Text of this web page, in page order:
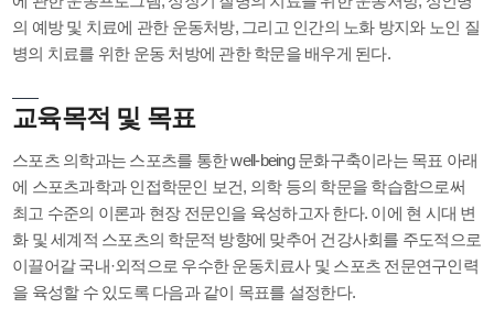
의 예방 및 치료에 관한 운동처방, 그리고 인간의 노화 방지와 노인 질
병의 치료를 위한 운동 처방에 관한 학문을 배우게 된다.
교육목적 및 목표
스포츠 의학과는 스포츠를 통한 well-being 문화구축이라는 목표 아래
에 스포츠과학과 인접학문인 보건, 의학 등의 학문을 학습함으로써
최고 수준의 이론과 현장 전문인을 육성하고자 한다. 이에 현 시대 변
화 및 세계적 스포츠의 학문적 방향에 맞추어 건강사회를 주도적으로
이끌어갈 국내·외적으로 우수한 운동치료사 및 스포츠 전문연구인력
을 육성할 수 있도록 다음과 같이 목표를 설정한다.